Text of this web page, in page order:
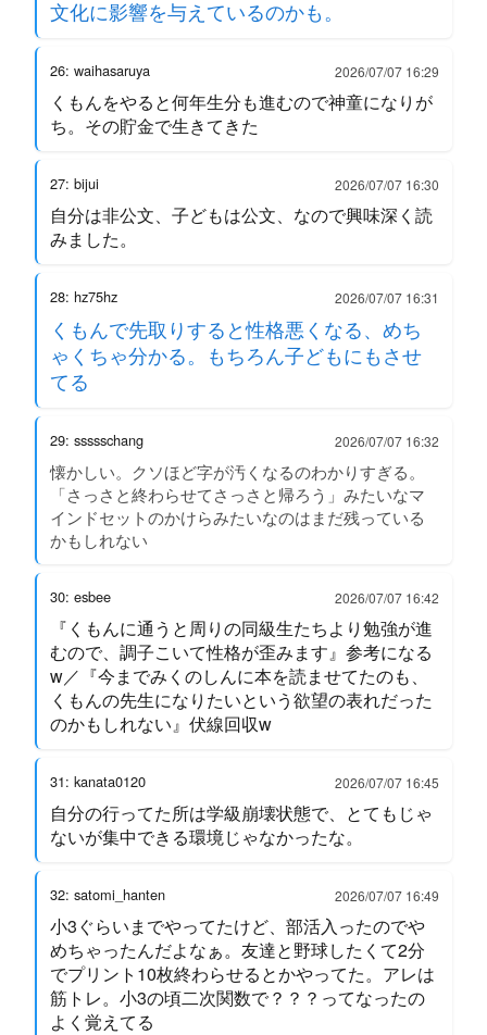
文化に影響を与えているのかも。
26: waihasaruya 2026/07/07 16:29
くもんをやると何年生分も進むので神童になりが
ち。その貯金で生きてきた
27: bijui 2026/07/07 16:30
自分は非公文、子どもは公文、なので興味深く読
みました。
28: hz75hz 2026/07/07 16:31
くもんで先取りすると性格悪くなる、めち
ゃくちゃ分かる。もちろん子どもにもさせ
てる
29: ssssschang 2026/07/07 16:32
懐かしい。クソほど字が汚くなるのわかりすぎる。
「さっさと終わらせてさっさと帰ろう」みたいなマ
インドセットのかけらみたいなのはまだ残っている
かもしれない
30: esbee 2026/07/07 16:42
『くもんに通うと周りの同級生たちより勉強が進
むので、調子こいて性格が歪みます』参考になる
w／『今までみくのしんに本を読ませてたのも、
くもんの先生になりたいという欲望の表れだった
のかもしれない』伏線回収w
31: kanata0120 2026/07/07 16:45
自分の行ってた所は学級崩壊状態で、とてもじゃ
ないが集中できる環境じゃなかったな。
32: satomi_hanten 2026/07/07 16:49
小3ぐらいまでやってたけど、部活入ったのでや
めちゃったんだよなぁ。友達と野球したくて2分
でプリント10枚終わらせるとかやってた。アレは
筋トレ。小3の頃二次関数で？？？ってなったの
よく覚えてる